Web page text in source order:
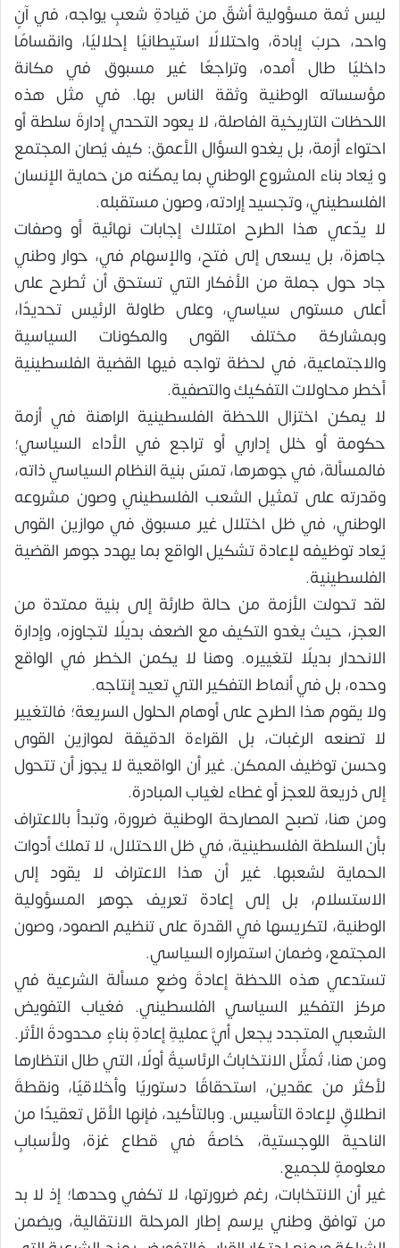
ليس ثمة مسؤولية أشقّ من قيادةِ شعبٍ يواجه، في آنٍ
واحد، حربَ إبادة، واحتلالًا استيطانيًا إحلاليًا، وانقسامًا
داخليًا طال أمده، وتراجعًا غير مسبوق في مكانة
مؤسساته الوطنية وثقة الناس بها. في مثل هذه
اللحظات التاريخية الفاصلة، لا يعود التحدي إدارةَ سلطة أو
احتواء أزمة، بل يغدو السؤال الأعمق: كيف يُصان المجتمع
و يُعاد بناء المشروع الوطني بما يمكّنه من حماية الإنسان
الفلسطيني، وتجسيد إرادته، وصون مستقبله.
لا يدّعي هذا الطرح امتلاك إجابات نهائية أو وصفات
جاهزة، بل يسعى إلى فتح، والإسهام في، حوار وطني
جاد حول جملة من الأفكار التي تستحق أن تُطرح على
أعلى مستوى سياسي، وعلى طاولة الرئيس تحديدًا،
وبمشاركة مختلف القوى والمكونات السياسية
والاجتماعية، في لحظة تواجه فيها القضية الفلسطينية
أخطر محاولات التفكيك والتصفية.
لا يمكن اختزال اللحظة الفلسطينية الراهنة في أزمة
حكومة أو خلل إداري أو تراجع في الأداء السياسي؛
فالمسألة، في جوهرها، تمسّ بنية النظام السياسي ذاته،
وقدرته على تمثيل الشعب الفلسطيني وصون مشروعه
الوطني، في ظل اختلال غير مسبوق في موازين القوى
يُعاد توظيفه لإعادة تشكيل الواقع بما يهدد جوهر القضية
الفلسطينية.
لقد تحولت الأزمة من حالة طارئة إلى بنية ممتدة من
العجز، حيث يغدو التكيف مع الضعف بديلًا لتجاوزه، وإدارة
الانحدار بديلًا لتغييره. وهنا لا يكمن الخطر في الواقع
وحده، بل في أنماط التفكير التي تعيد إنتاجه.
ولا يقوم هذا الطرح على أوهام الحلول السريعة؛ فالتغيير
لا تصنعه الرغبات، بل القراءة الدقيقة لموازين القوى
وحسن توظيف الممكن. غير أن الواقعية لا يجوز أن تتحول
إلى ذريعة للعجز أو غطاء لغياب المبادرة.
ومن هنا، تصبح المصارحة الوطنية ضرورة، وتبدأ بالاعتراف
بأن السلطة الفلسطينية، في ظل الاحتلال، لا تملك أدوات
الحماية لشعبها. غير أن هذا الاعتراف لا يقود إلى
الاستسلام، بل إلى إعادة تعريف جوهر المسؤولية
الوطنية، لتكريسها في القدرة على تنظيم الصمود، وصون
المجتمع، وضمان استمراره السياسي.
تستدعي هذه اللحظة إعادةَ وضعِ مسألة الشرعية في
مركز التفكير السياسي الفلسطيني. فغياب التفويض
الشعبي المتجدد يجعل أيَّ عمليةِ إعادةِ بناءٍ محدودةَ الأثر.
ومن هنا، تُمثِّل الانتخاباتُ الرئاسيةُ أولًا، التي طال انتظارها
لأكثر من عقدين، استحقاقًا دستوريًا وأخلاقيًا، ونقطةَ
انطلاقٍ لإعادة التأسيس. وبالتأكيد، فإنها الأقلُّ تعقيدًا من
الناحية اللوجستية، خاصةً في قطاع غزة، ولأسبابٍ
معلومةٍ للجميع.
غير أن الانتخابات، رغم ضرورتها، لا تكفي وحدها؛ إذ لا بد
من توافق وطني يرسم إطار المرحلة الانتقالية، ويضمن